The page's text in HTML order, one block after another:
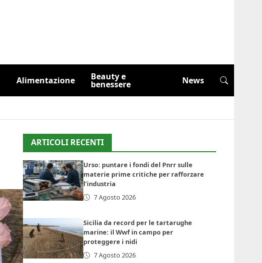
Alimentazione Beauty e
benessere News
ARTICOLI RECENTI
Urso: puntare i fondi del Pnrr sulle
materie prime critiche per rafforzare
l’industria
7 Agosto 2026
Sicilia da record per le tartarughe
marine: il Wwf in campo per
proteggere i nidi
7 Agosto 2026